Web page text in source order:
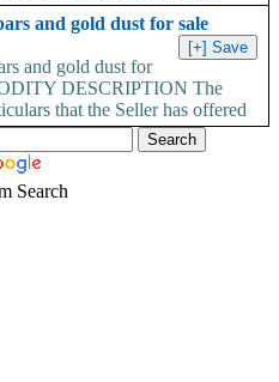
and gold dust for sale
and gold dust for
DESCRIPTION The
that the Seller has offered
Search